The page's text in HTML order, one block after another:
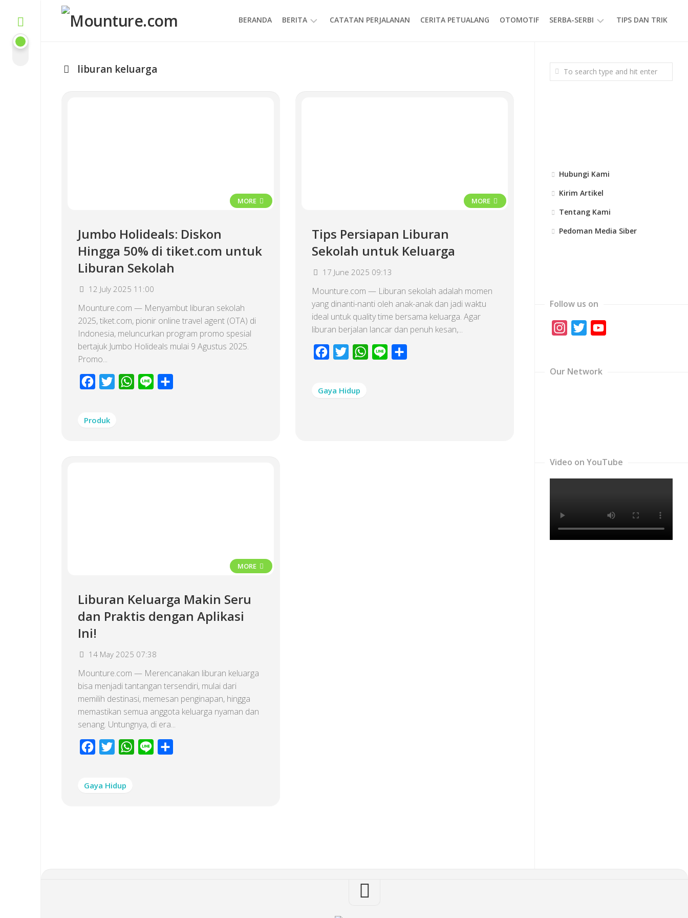
content
BERANDA BERITA CATATAN PERJALANAN CERITA PETUALANG OTOMOTIF SERBA-SERBI
GAYA
HIDUP
TIPS DAN TRIK
liburan keluarga
MORE
Jumbo Holideals: Diskon
Hingga 50% di tiket.com untuk
Liburan Sekolah
12 July 2025 11:00
Mounture.com — Menyambut liburan sekolah
2025, tiket.com, pionir online travel agent (OTA) di
Indonesia, meluncurkan program promo spesial
bertajuk Jumbo Holideals mulai 9 Agustus 2025.
Promo...
Facebook
Twitter WhatsApp
Line
Produk
MORE
Tips Persiapan Liburan
Sekolah untuk Keluarga
17 June 2025 09:13
Mounture.com — Liburan sekolah adalah momen
yang dinanti-nanti oleh anak-anak dan jadi waktu
ideal untuk quality time bersama keluarga. Agar
liburan berjalan lancar dan penuh kesan,...
Facebook
Twitter WhatsApp
Line
Gaya Hidup
MORE
Liburan Keluarga Makin Seru
dan Praktis dengan Aplikasi
Ini!
14 May 2025 07:38
Mounture.com — Merencanakan liburan keluarga
bisa menjadi tantangan tersendiri, mulai dari
memilih destinasi, memesan penginapan, hingga
memastikan semua anggota keluarga nyaman dan
senang. Untungnya, di era...
Facebook
Twitter WhatsApp
Line
Gaya Hidup
Hubungi Kami
Kirim Artikel
Tentang Kami
Pedoman Media Siber
Follow us on
Instagram
Twitter
Our Network
Video on YouTube